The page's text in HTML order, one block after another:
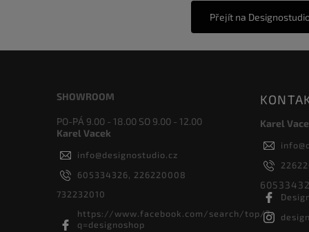
Přejít na Designostudio
SHOWROOM
PO-PÁ 9.00 - 18.00 SO 9.00 - 12.00
Karel Vacek
info@designostudio.cz
605334326, 226220008
732232010
https://www.facebook.com/search/top/?
q=designoshop
Karel
info@